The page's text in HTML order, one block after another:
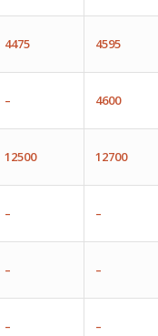
4475 4595
– 4600
12500 12700
– –
– –
– –